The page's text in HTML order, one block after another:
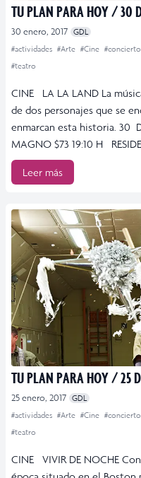
TU PLAN PARA HOY / 30
30 enero, 2017 GDL
#actividades #Arte #Cine #concierto
#teatro
CINE LA LA LAND La
de dos personajes que se
enmarcan esta historia. 30
MAGNO $73 19:10 H
Leer más
TU PLAN PARA HOY / 25
25 enero, 2017 GDL
#actividades #Arte #Cine #concierto
#teatro
CINE VIVIR DE NOCHE